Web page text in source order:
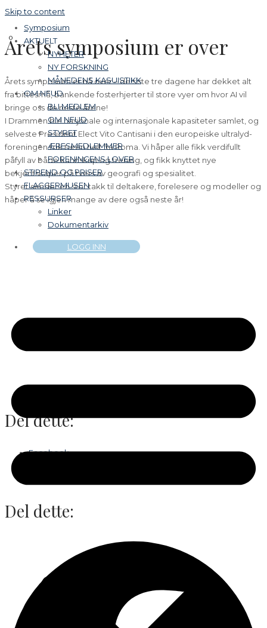
Skip to content
Symposium
AKTUELT
NYHETER
NY FORSKNING
MÅNEDENS KASUISTIKK
OM NFUD
BLI MEDLEM
OM NFUD
STYRET
ÆRESMEDLEMMER
FORENINGENS LOVER
STIPEND OG PRISER
FLAGGERMUSEN
RESSURSER
Linker
Dokumentarkiv
LOGG INN
Årets symposium er over
Årets symposium er nå over – de siste tre dagene har dekket alt
fra bittesmå, bankende fosterhjerter til store vyer om hvor AI vil
bringe oss de neste årene!
I Drammen ble nasjonale og internasjonale kapasiteter samlet, og
selveste President Elect Vito Cantisani i den europeiske ultralyd-
foreningen tok turen helt fra Roma. Vi håper alle fikk verdifullt
påfyll av både kunnskap og trening, og fikk knyttet nye
bekjentskaper på tvers av geografi og spesialitet.
Styret sender en stor takk til deltakere, forelesere og modeller og
håper å se igjen mange av dere også neste år!
Del dette:
Facebook
Del dette: